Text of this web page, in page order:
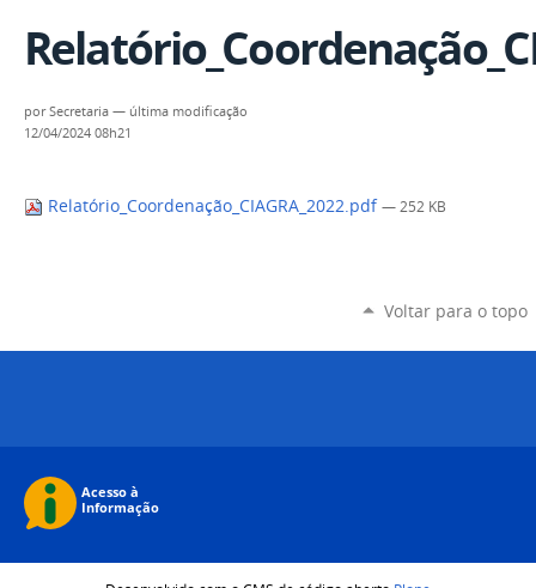
porSecretaria — última modificação
12/04/2024 08h21
Relatório_Coordenação_CIAGRA_2022.pdf — 252 KB
Voltar para o topo